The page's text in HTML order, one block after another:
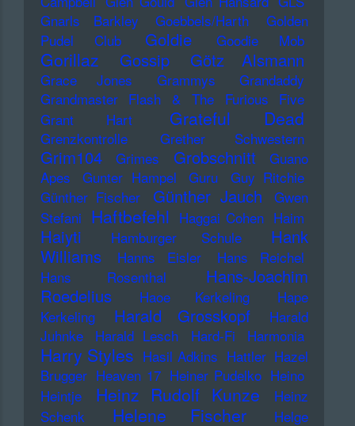
Gnarls Barkley
Goebbels/Harth
Golden
Pudel Club
Goldie Goodie Mob
Gorillaz Gossip Götz Alsmann
Grace Jones Grammys
Grandaddy
Grandmaster Flash & The Furious Five
Grant Hart
Grateful Dead
Grenzkontrolle Grether Schwestern
Grim104 Grimes Grobschnitt
Guano
Apes
Gunter Hampel Guru
Guy Ritchie
Günther Fischer
Günther Jauch
Gwen
Stefani Haftbefehl Haggai Cohen Haim
Haiyti Hamburger Schule
Hank
Williams
Hanns Eisler
Hans Reichel
Hans Rosenthal
Hans-Joachim
Roedelius
Haoe Kerkeling
Hape
Kerkeling
Harald Grosskopf
Harald
Juhnke
Harald Lesch Hard-Fi Harmonia
Harry Styles Hasil Adkins Hattler Hazel
Brugger Heaven 17 Heiner Pudelko Heino
Heintje
Heinz Rudolf Kunze
Heinz
Schenk
Helene Fischer
Helge